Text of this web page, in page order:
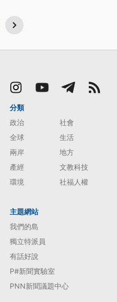
分類
政治
社會
全球
生活
兩岸
地方
產經
文教科技
環境
社福人權
主題網站
我們的島
獨立特派員
有話好說
P#新聞實驗室
PNN新聞議題中心